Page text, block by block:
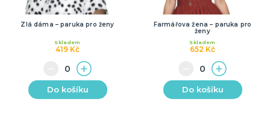
Zlá dáma – paruka pro ženy
419 Kč
Skladem
Do košíku
Farmářova žena – paruka pro
ženy
652 Kč
Skladem
Do košíku